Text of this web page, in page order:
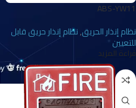
ABS-YW11
نظام إنذار الحريق,نظام إنذار حريق قابل
للتعيين
قراءة المزيد